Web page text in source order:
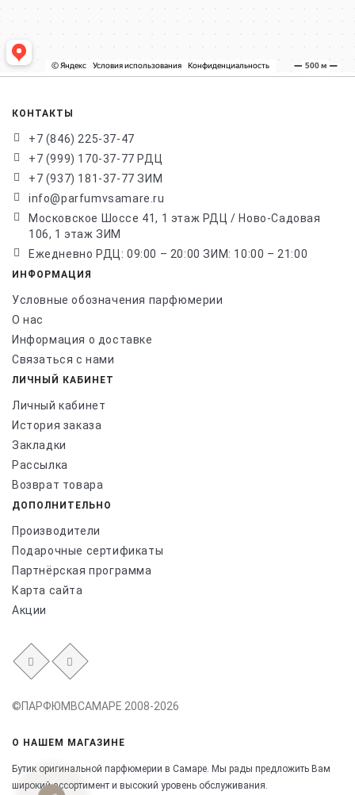
КОНТАКТЫ
+7 (846) 225-37-47
+7 (999) 170-37-77 РДЦ
+7 (937) 181-37-77 ЗИМ
info@parfumvsamare.ru
Московское Шоссе 41, 1 этаж РДЦ / Ново-Садовая
106, 1 этаж ЗИМ
Ежедневно РДЦ: 09:00 – 20:00 ЗИМ: 10:00 – 21:00
ИНФОРМАЦИЯ
Условные обозначения парфюмерии
О нас
Информация о доставке
Связаться с нами
ЛИЧНЫЙ КАБИНЕТ
Личный кабинет
История заказа
Закладки
Рассылка
Возврат товара
ДОПОЛНИТЕЛЬНО
Производители
Подарочные сертификаты
Партнёрская программа
Карта сайта
Акции
©ПАРФЮМВСАМАРЕ 2008-2026
О НАШЕМ МАГАЗИНЕ
Бутик оригинальной парфюмерии в Самаре. Мы рады предложить Вам
широкий ассортимент и высокий уровень обслуживания.